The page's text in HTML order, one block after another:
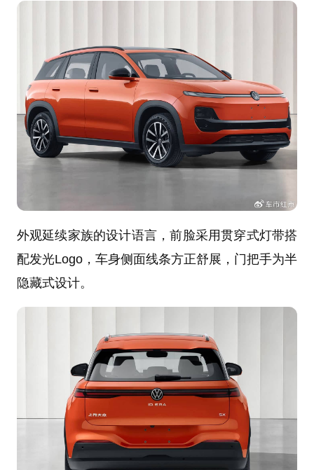
外观延续家族的设计语言，前脸采用贯穿式灯带搭
配发光Logo，车身侧面线条方正舒展，门把手为半
隐藏式设计。